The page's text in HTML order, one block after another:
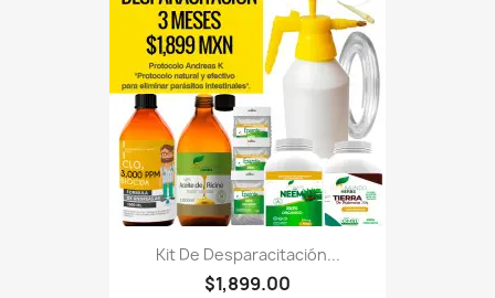
Kit De Desparacitación...
$1,899.00